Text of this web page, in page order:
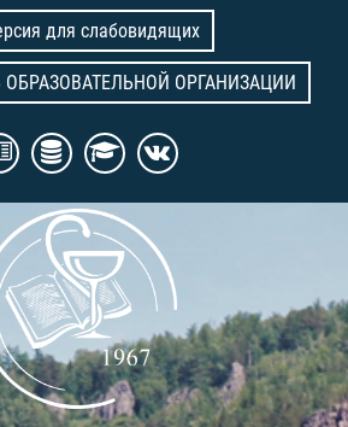
для слабовидящих
ОРГАНИЗАЦИИ